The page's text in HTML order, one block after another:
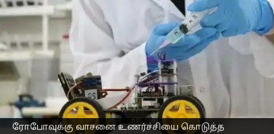
ரோபோவுக்கு வாசனை உணர்ச்சியை கொடுத்த
ரோபோட்டுக்கு
உணர்ச்சியை வழங்கிய
விஞ்ஞானிகள்; மனித
குலத்துக்கு ஆபத்தா?
Siranjeevi Jan 19, 2023 05:36 pm
செய்தி முன்னோட்டம்